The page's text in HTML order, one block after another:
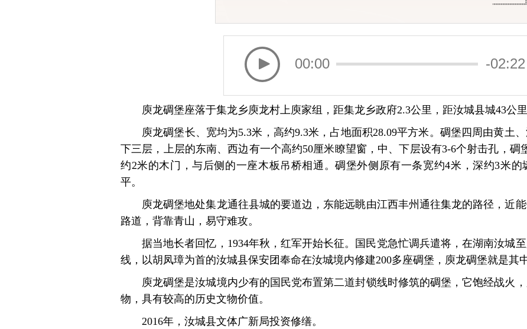
00:00 -02:22
庾龙碉堡座落于集龙乡庾龙村上庾家组，距集龙乡政府2.3公里，距汝城县城43公里
庾龙碉堡长、宽均为5.3米，高约9.3米，占地面积28.09平方米。碉堡四周由黄土
下三层，上层的东南、西边有一个高约50厘米瞭望窗，中、下层设有3-6个射击孔，碉
约2米的木门，与后侧的一座木板吊桥相通。碉堡外侧原有一条宽约4米，深约3米
平。
庾龙碉堡地处集龙通往县城的要道边，东能远眺由江西丰州通往集龙的路径，近
路道，背靠青山，易守难攻。
据当地长者回忆，1934年秋，红军开始长征。国民党急忙调兵遣将，在湖南汝城
线，以胡凤璋为首的汝城县保安团奉命在汝城境内修建200多座碉堡，庾龙碉堡就是其
庾龙碉堡是汝城境内少有的国民党布置第二道封锁线时修筑的碉堡，它饱经战火
物，具有较高的历史文物价值。
2016年，汝城县文体广新局投资修缮。